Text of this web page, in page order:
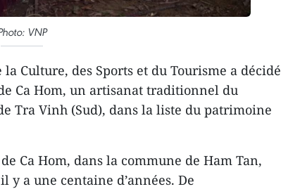
VNP
Culture, des Sports et du Tourisme a décidé
Ca Hom, un artisanat traditionnel du
Tra Vinh (Sud), dans la liste du patrimoine
Ca Hom, dans la commune de Ham Tan,
y a une centaine d’années. De